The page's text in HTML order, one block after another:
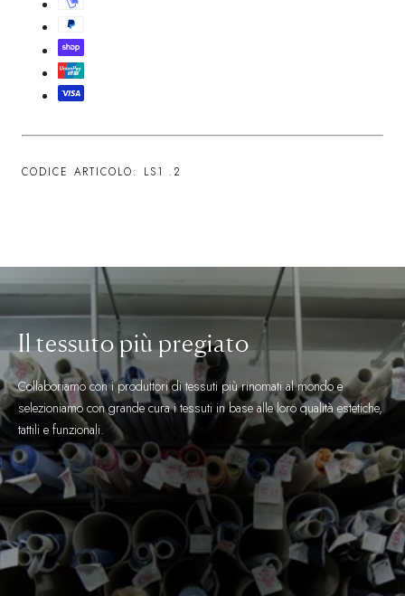
CODICE ARTICOLO: LS1 .2
Il tessuto più pregiato
Collaboriamo con i produttori di tessuti più rinomati al mondo e
selezioniamo con grande cura i tessuti in base alle loro qualità estetiche,
tattili e funzionali.